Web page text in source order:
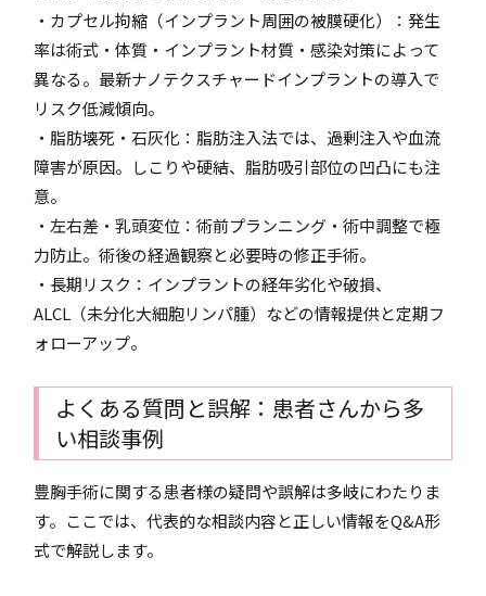
・カプセル拘縮（インプラント周囲の被膜硬化）：発生
率は術式・体質・インプラント材質・感染対策によって
異なる。最新ナノテクスチャードインプラントの導入で
リスク低減傾向。
・脂肪壊死・石灰化：脂肪注入法では、過剰注入や血流
障害が原因。しこりや硬結、脂肪吸引部位の凹凸にも注
意。
・左右差・乳頭変位：術前プランニング・術中調整で極
力防止。術後の経過観察と必要時の修正手術。
・長期リスク：インプラントの経年劣化や破損、
ALCL（未分化大細胞リンパ腫）などの情報提供と定期フ
ォローアップ。
よくある質問と誤解：患者さんから多
い相談事例
豊胸手術に関する患者様の疑問や誤解は多岐にわたりま
す。ここでは、代表的な相談内容と正しい情報をQ&A形
式で解説します。